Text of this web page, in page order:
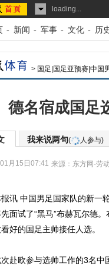
loading...
- 新闻 - 军事 - 文化 - 历
> 国足|国足亚预赛|中国
德名宿成国足
我来说两句( 人参与)
月15日07:41 来源： 东方网-劳
中国男足国家队的新一轮
面试了“黑马”布赫瓦尔德
好的国足主帅接任人选。
欧参与选帅工作的3名中